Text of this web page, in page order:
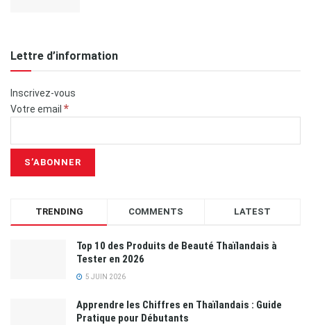
Lettre d’information
Inscrivez-vous
Votre email *
TRENDING COMMENTS LATEST
Top 10 des Produits de Beauté Thaïlandais à
Tester en 2026
5 JUIN 2026
Apprendre les Chiffres en Thaïlandais : Guide
Pratique pour Débutants